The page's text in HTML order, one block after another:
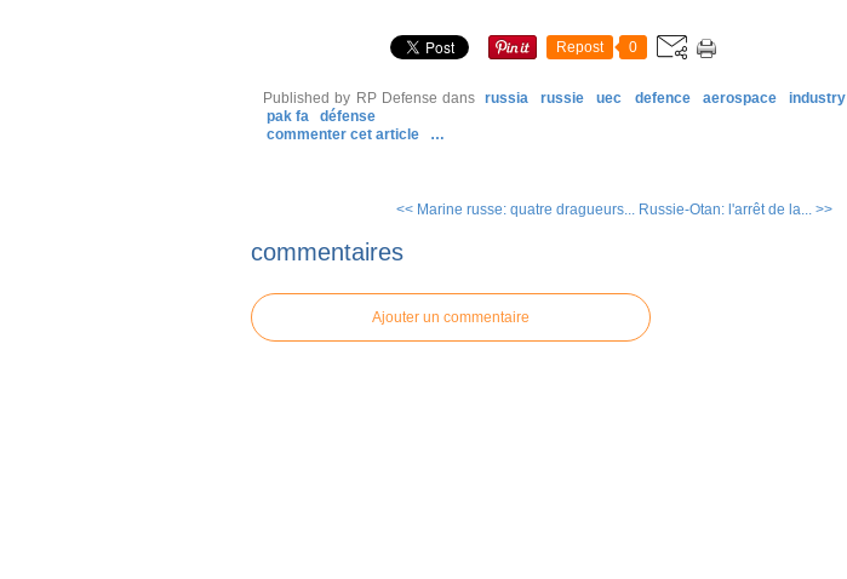
Repost 0
Published by RP Defense dans russia russie uec defence aerospace industry
pak fa
défense
commenter cet article
…
<< Marine russe: quatre dragueurs... Russie-Otan: l'arrêt de la... >>
commentaires
Ajouter un commentaire